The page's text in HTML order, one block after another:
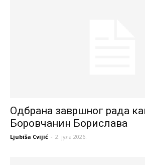
Одбрана завршног рада
Боровчанин Борислава
Ljubiša Cvijić - 2. јула 2026.